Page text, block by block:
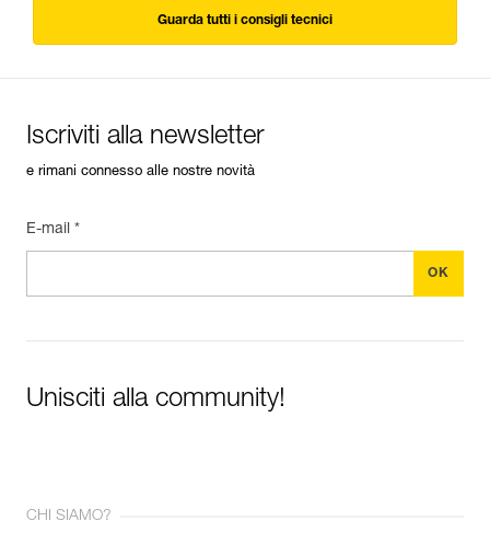
Guarda tutti i consigli tecnici
Iscriviti alla newsletter
e rimani connesso alle nostre novità
E-mail *
Unisciti alla community!
CHI SIAMO?